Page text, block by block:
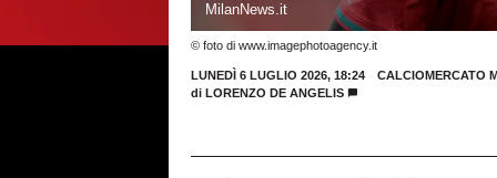
MilanNews.it
© foto di www.imagephotoagency.it
LUNEDÌ 6 LUGLIO 2026, 18:24
CALCIOMERCATO
di LORENZO DE ANGELIS